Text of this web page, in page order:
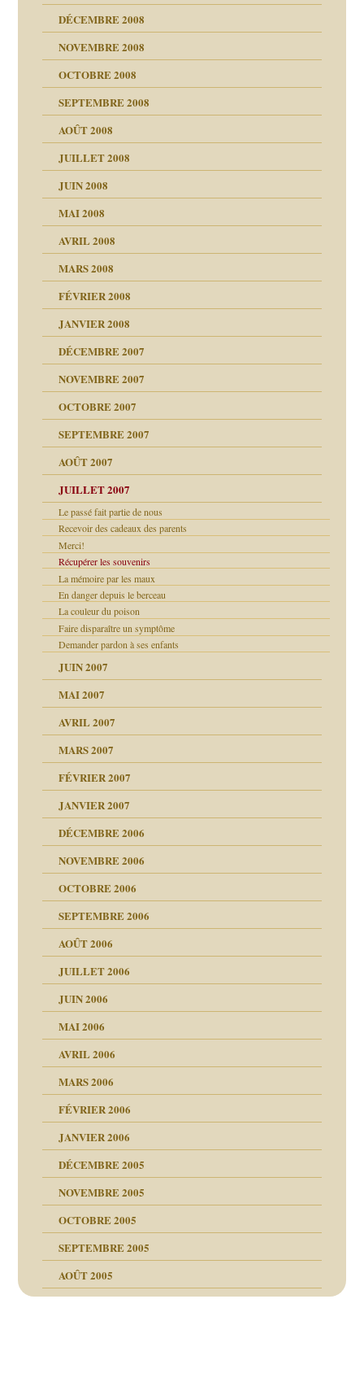
DÉCEMBRE 2008
NOVEMBRE 2008
OCTOBRE 2008
SEPTEMBRE 2008
AOÛT 2008
JUILLET 2008
JUIN 2008
MAI 2008
aujourd’hui
thérapeutiques
AVRIL 2008
MARS 2008
FÉVRIER 2008
à lui
JANVIER 2008
DÉCEMBRE 2007
printemps
NOVEMBRE 2007
OCTOBRE 2007
SEPTEMBRE 2007
AOÛT 2007
JUILLET 2007
Le passé fait partie de nous
Recevoir des cadeaux des parents
Merci!
Récupérer les souvenirs
La mémoire par les maux
En danger depuis le berceau
La couleur du poison
Faire disparaître un symptôme
Demander pardon à ses enfants
JUIN 2007
MAI 2007
AVRIL 2007
MARS 2007
FÉVRIER 2007
JANVIER 2007
DÉCEMBRE 2006
NOVEMBRE 2006
OCTOBRE 2006
SEPTEMBRE 2006
AOÛT 2006
JUILLET 2006
JUIN 2006
MAI 2006
AVRIL 2006
MARS 2006
FÉVRIER 2006
JANVIER 2006
DÉCEMBRE 2005
NOVEMBRE 2005
OCTOBRE 2005
SEPTEMBRE 2005
AOÛT 2005
cocaïne.